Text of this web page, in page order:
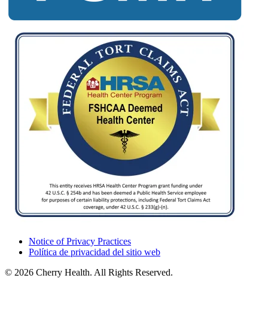
Notice of Privacy Practices
Política de privacidad del sitio web
© 2026 Cherry Health. All Rights Reserved.